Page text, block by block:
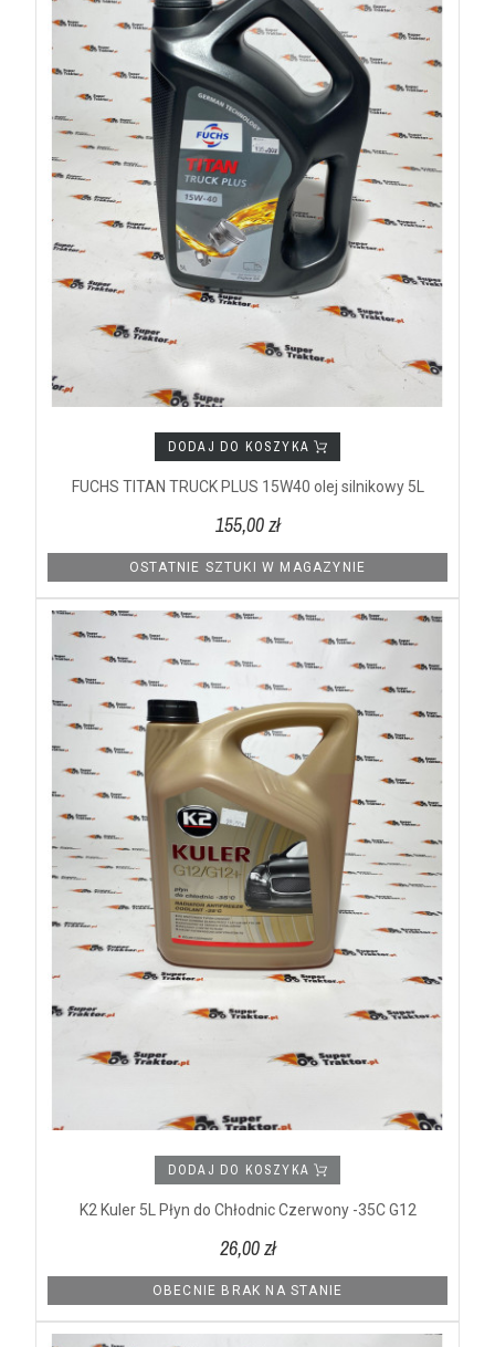
DODAJ DO KOSZYKA
FUCHS TITAN TRUCK PLUS 15W40 olej silnikowy 5L
155,00 zł
OSTATNIE SZTUKI W MAGAZYNIE
DODAJ DO KOSZYKA
K2 Kuler 5L Płyn do Chłodnic Czerwony -35C G12
26,00 zł
OBECNIE BRAK NA STANIE